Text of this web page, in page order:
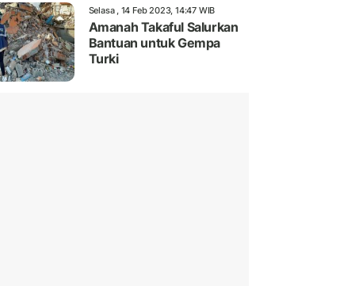
Selasa , 14 Feb 2023, 14:47 WIB
Amanah Takaful Salurkan
Bantuan untuk Gempa
Turki